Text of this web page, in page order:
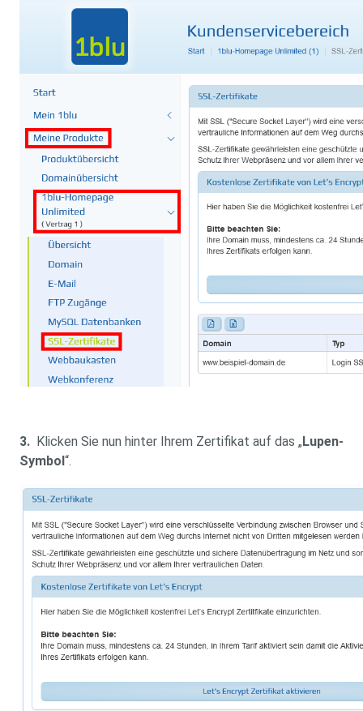
3. Klicken Sie nun hinter Ihrem Zertifikat auf das „Lupen-
Symbol“.